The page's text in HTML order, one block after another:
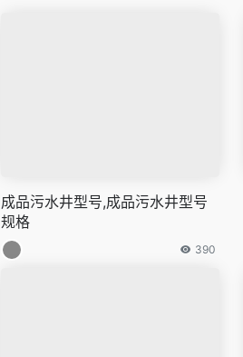
成品污水井型号,成品污水井型号
规格
390